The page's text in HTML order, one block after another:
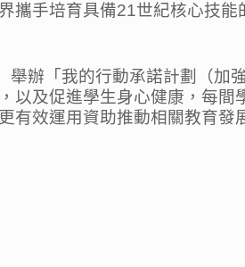
攜手培育具備21世紀核心技能
辦「我的行動承諾計劃（加
以及促進學生身心健康，每間
有效運用資助推動相關教育發